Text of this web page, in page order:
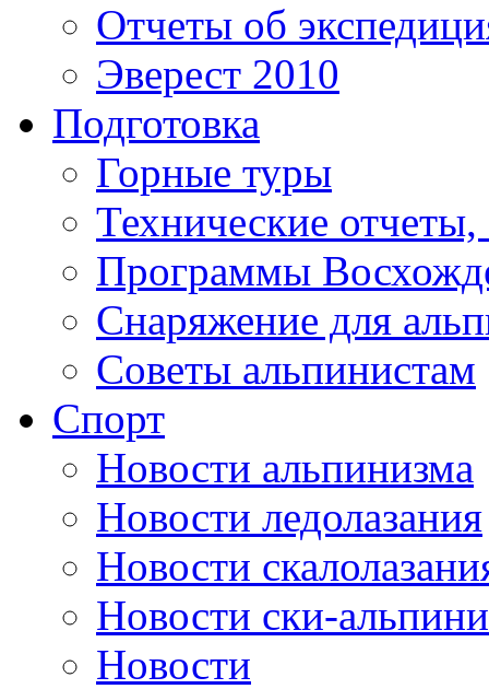
Отчеты об
Эверест 2010
Подготовка
Горные туры
Технические
Программы
Снаряжение для
Советы альпинистам
Спорт
Новости альпинизма
Новости ледолазания
Новости
Новости ски-
Новости